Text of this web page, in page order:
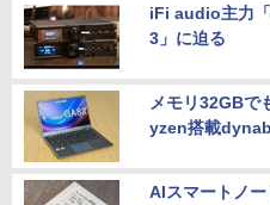
iFi audio主力
3」に迫る
メモリ32GBで
yzen搭載
AIスマートノ